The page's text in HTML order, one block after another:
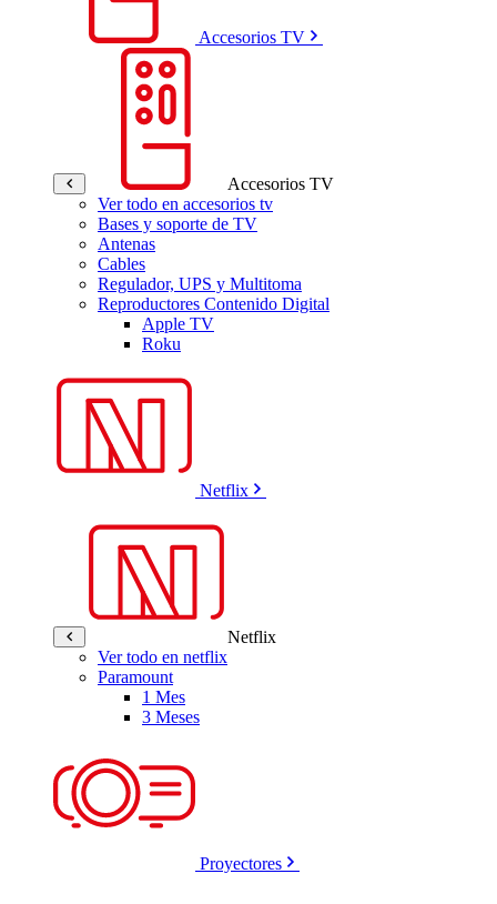
Accesorios TV
Accesorios TV
Ver todo en accesorios tv
Bases y soporte de TV
Antenas
Cables
Regulador, UPS y Multitoma
Reproductores Contenido Digital
Apple TV
Roku
Netflix
Netflix
Ver todo en netflix
Paramount
1 Mes
3 Meses
Proyectores